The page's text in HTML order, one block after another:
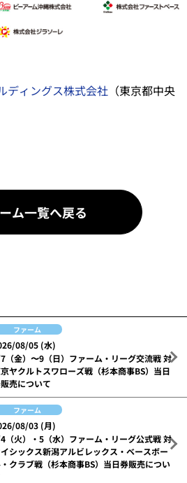
ディングス株式会社 （東京都中央
ム一覧へ戻る
ファーム
08/05 (水)
（金）〜9（日）ファーム・リーグ交流戦 対
ヤクルトスワローズ戦（杉本商事BS）当日
売について
ファーム
08/03 (月)
（火）・5（水）ファーム・リーグ公式戦 対
シックス新潟アルビレックス・ベースボー
クラブ戦（杉本商事BS）当日券販売につい